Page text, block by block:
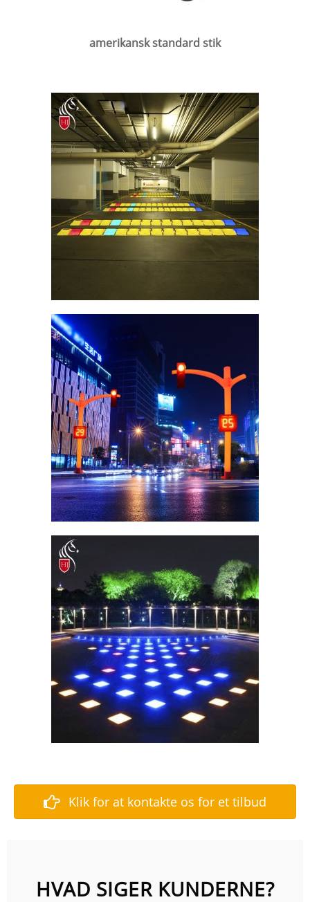
amerikansk standard stik
Klik for at kontakte os for et tilbud
HVAD SIGER KUNDERNE?